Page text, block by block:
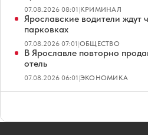
07.08.2026 08:01|КРИМИНАЛ
Ярославские водители ждут
парковках
07.08.2026 07:01|ОБЩЕСТВО
В Ярославле повторно
отель
07.08.2026 06:01|ЭКОНОМИКА